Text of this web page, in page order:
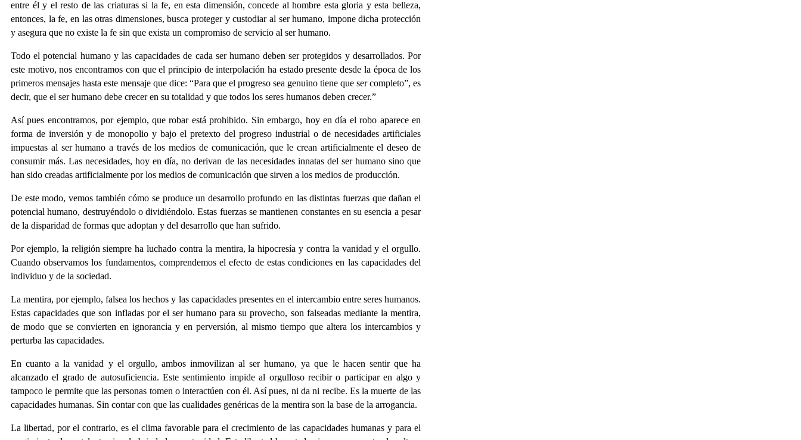
entre él y el resto de las criaturas si la fe, en esta dimensión, concede al hombre esta gloria y esta belleza,
entonces, la fe, en las otras dimensiones, busca proteger y custodiar al ser humano, impone dicha protección
y asegura que no existe la fe sin que exista un compromiso de servicio al ser humano.
Todo el potencial humano y las capacidades de cada ser humano deben ser protegidos y desarrollados. Por
este motivo, nos encontramos con que el principio de interpolación ha estado presente desde la época de los
primeros mensajes hasta este mensaje que dice: “Para que el progreso sea genuino tiene que ser completo”, es
decir, que el ser humano debe crecer en su totalidad y que todos los seres humanos deben crecer.”
Así pues encontramos, por ejemplo, que robar está prohibido. Sin embargo, hoy en día el robo aparece en
forma de inversión y de monopolio y bajo el pretexto del progreso industrial o de necesidades artificiales
impuestas al ser humano a través de los medios de comunicación, que le crean artificialmente el deseo de
consumir más. Las necesidades, hoy en día, no derivan de las necesidades innatas del ser humano sino que
han sido creadas artificialmente por los medios de comunicación que sirven a los medios de producción.
De este modo, vemos también cómo se produce un desarrollo profundo en las distintas fuerzas que dañan el
potencial humano, destruyéndolo o dividiéndolo. Estas fuerzas se mantienen constantes en su esencia a pesar
de la disparidad de formas que adoptan y del desarrollo que han sufrido.
Por ejemplo, la religión siempre ha luchado contra la mentira, la hipocresía y contra la vanidad y el orgullo.
Cuando observamos los fundamentos, comprendemos el efecto de estas condiciones en las capacidades del
individuo y de la sociedad.
La mentira, por ejemplo, falsea los hechos y las capacidades presentes en el intercambio entre seres humanos.
Estas capacidades que son infladas por el ser humano para su provecho, son falseadas mediante la mentira,
de modo que se convierten en ignorancia y en perversión, al mismo tiempo que altera los intercambios y
perturba las capacidades.
En cuanto a la vanidad y el orgullo, ambos inmovilizan al ser humano, ya que le hacen sentir que ha
alcanzado el grado de autosuficiencia. Este sentimiento impide al orgulloso recibir o participar en algo y
tampoco le permite que las personas tomen o interactúen con él. Así pues, ni da ni recibe. Es la muerte de las
capacidades humanas. Sin contar con que las cualidades genéricas de la mentira son la base de la arrogancia.
La libertad, por el contrario, es el clima favorable para el crecimiento de las capacidades humanas y para el